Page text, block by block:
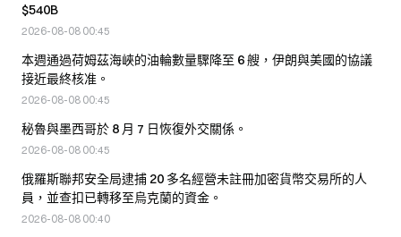
$540B
2026-08-08 00:45
本週通過荷姆茲海峽的油輪數量驟降至 6 艘，伊朗與美國的協議
接近最終核准。
2026-08-08 00:45
秘魯與墨西哥於 8 月 7 日恢復外交關係。
2026-08-08 00:45
俄羅斯聯邦安全局逮捕 20 多名經營未註冊加密貨幣交易所的人
員，並查扣已轉移至烏克蘭的資金。
2026-08-08 00:40